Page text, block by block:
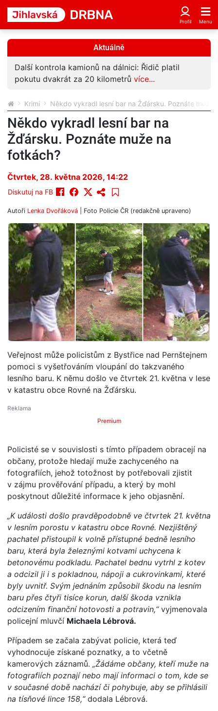
Aktuálně
Další kontrola kamionů na dálnici: Řidič platil
pokutu dvakrát za 20 kilometrů více...
Krimi Někdo vykradl lesní bar na Žďársku. Poznáte muže
Někdo vykradl lesní bar na
Žďársku. Poznáte muže na
fotkách?
Čtvrtek, 28. května 2026, 14:22
Diskutuj na FB
Autoři Lenka Dvořáková | Foto Policie ČR (redakčně upraveno)
Veřejnost může policistům z Bystřice nad Pernštejnem
pomoci s vyšetřováním vloupání do takzvaného
lesního baru. K němu došlo ve čtvrtek 21. května v lese
v katastru obce Rovné na Žďársku.
Premium
Policisté se v souvislosti s tímto případem obracejí na
občany, protože hledají muže zachyceného na
fotografiích, jehož totožnost by potřebovali zjistit
v zájmu prověřování případu, a který by mohl
poskytnout důležité informace k jeho objasnění.
„K události došlo pravděpodobně ve čtvrtek 21. května
v lesním porostu v katastru obce Rovné. Nezjištěný
pachatel přistoupil k volně přístupné bedně lesního
baru, která byla železnými kotvami uchycena k
betonovému podkladu. Pachatel bednu vytrhl z kotev
a odcizil ji i s pokladnou, nápoji a cukrovinkami, které
byly uvnitř. Svým jednáním způsobil škodu na lesním
baru přes čtyři tisíce korun, další škoda vznikla
odcizením finanční hotovosti a potravin,“vyjmenovala
policejní mluvčí Michaela Lébrová.
Případem se začala zabývat policie, která teď
vyhodnocuje získané poznatky, a to včetně
kamerových záznamů. „Žádáme občany, kteří muže na
fotografiích poznají nebo mají informaci o tom, kde se
v současné době nachází či pohybuje, aby se přihlásili
na tísňové lince 158,“dodala Lébrová.